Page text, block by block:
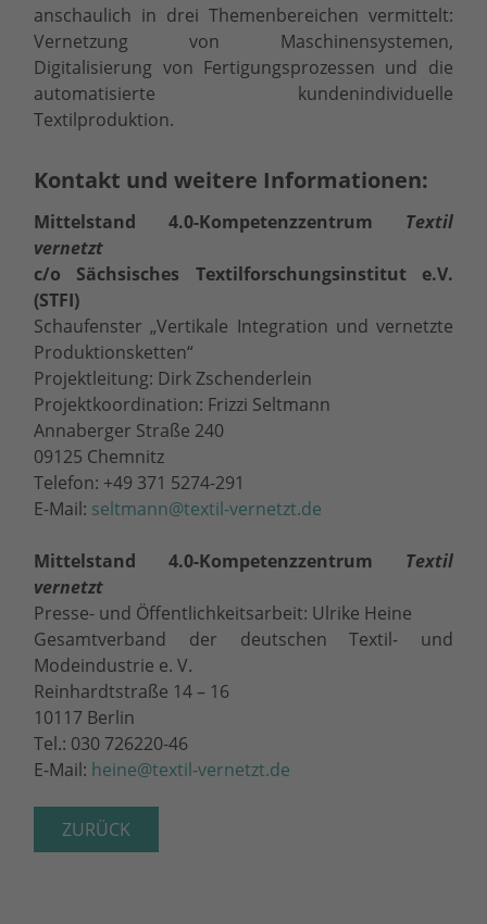
anschaulich in drei Themenbereichen vermittelt:
Vernetzung von Maschinensystemen,
Digitalisierung von Fertigungsprozessen und die
automatisierte kundenindividuelle
Textilproduktion.
Kontakt und weitere Informationen:
Mittelstand 4.0-Kompetenzzentrum Textil
vernetzt
c/o Sächsisches Textilforschungsinstitut e.V.
(STFI)
Schaufenster „Vertikale Integration und vernetzte
Produktionsketten“
Projektleitung: Dirk Zschenderlein
Projektkoordination: Frizzi Seltmann
Annaberger Straße 240
09125 Chemnitz
Telefon: +49 371 5274-291
E-Mail: seltmann@textil-vernetzt.de
Mittelstand 4.0-Kompetenzzentrum Textil
vernetzt
Presse- und Öffentlichkeitsarbeit: Ulrike Heine
Gesamtverband der deutschen Textil- und
Modeindustrie e. V.
Reinhardtstraße 14 – 16
10117 Berlin
Tel.: 030 726220-46
E-Mail: heine@textil-vernetzt.de
ZURÜCK